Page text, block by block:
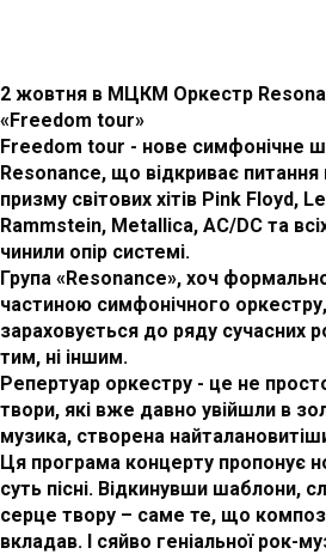
2 жовтня в МЦКМ Оркестр
«Freedom tour»
Freedom tour - нове симфонічне
Resonance, що відкриває питання
призму світових хітів Pink Floyd,
Rammstein, Metallica, AC/DC та
чинили опір системі.
Група «Resonance», хоч
частиною симфонічного
зараховується до ряду сучасних
тим, ні іншим.
Репертуар оркестру - це не
твори, які вже давно увійшли в
музика, створена
Ця програма концерту пропонує
суть пісні. Відкинувши шаблони,
серце твору – саме те, що
вкладав. І сяйво геніальної рок-